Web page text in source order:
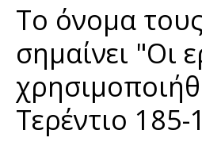
Το όνομα
σημαίνει "Οι
Τερέντιο